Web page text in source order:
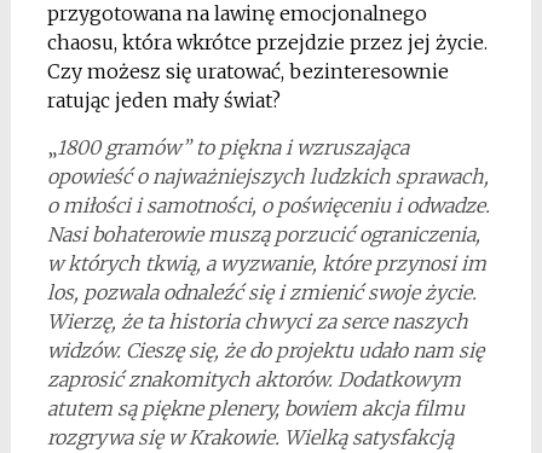
przygotowana na lawinę emocjonalnego
chaosu, która wkrótce przejdzie przez jej życie.
Czy możesz się uratować, bezinteresownie
ratując jeden mały świat?
„1800 gramów” to piękna i wzruszająca
opowieść o najważniejszych ludzkich sprawach,
o miłości i samotności, o poświęceniu i odwadze.
Nasi bohaterowie muszą porzucić ograniczenia,
w których tkwią, a wyzwanie, które przynosi im
los, pozwala odnaleźć się i zmienić swoje życie.
Wierzę, że ta historia chwyci za serce naszych
widzów. Cieszę się, że do projektu udało nam się
zaprosić znakomitych aktorów. Dodatkowym
atutem są piękne plenery, bowiem akcja filmu
rozgrywa się w Krakowie. Wielką satysfakcją